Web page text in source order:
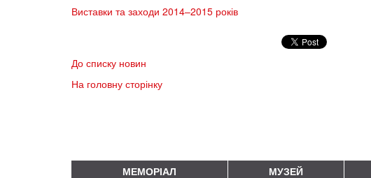
Виставки та заходи 2014–2015 років
До списку новин
На головну сторінку
МЕМОРІАЛ МУЗЕЙ